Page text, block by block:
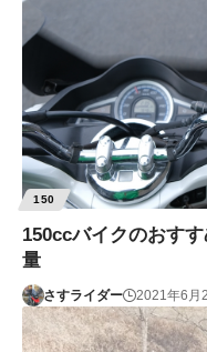
150
150ccバイクのおす
量
さすライダー 2021年6月